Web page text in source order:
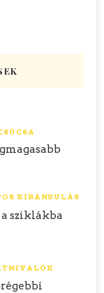
KIRÁNDULÁS
a sziklákba